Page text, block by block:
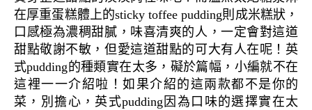
在厚重蛋糕體上的sticky toffee pudding則成米糕狀，
口感極為濃稠甜膩，味喜清爽的人，一定會對這道
甜點敬謝不敏，但愛這道甜點的可大有人在呢！英
式pudding的種類實在太多，礙於篇幅，小編就不在
這裡一一介紹啦！如果介紹的這兩款都不是你的
菜，別擔心，英式pudding因為口味的選擇實在太